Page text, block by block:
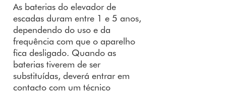
As baterias do elevador de
escadas duram entre 1 e 5 anos,
dependendo do uso e da
frequência com que o aparelho
fica desligado. Quando as
baterias tiverem de ser
substituídas, deverá entrar em
contacto com um técnico